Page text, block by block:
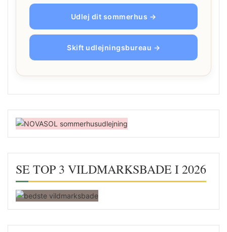
Udlej dit sommerhus →
Skift udlejningsbureau →
SE TOP 3 VILDMARKSBADE I 2026